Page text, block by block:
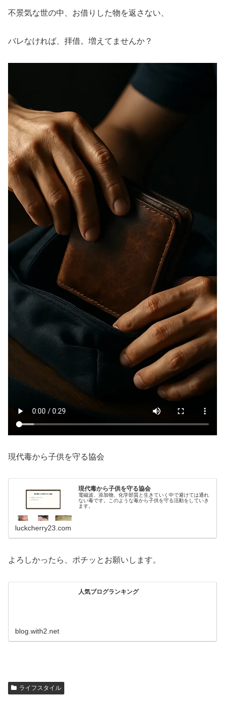
不景気な世の中、お借りした物を返さない、
バレなければ、拝借。増えてませんか？
現代毒から子供を守る協会
現代毒から子供を守る協会
電磁波、添加物、化学部質と生きていく中で避けては通れ
ない毒です。このような毒から子供を守る活動をしていき
ます。
luckcherry23.com
よろしかったら、ポチッとお願いします。
人気ブログランキング
blog.with2.net
ライフスタイル